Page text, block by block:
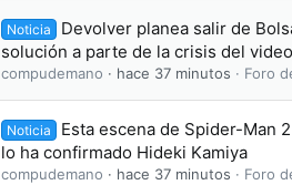
Noticia
Devolver planea salir de
solución a parte de la crisis del
compudemano hace 37 minutos Foro
Noticia
Esta escena de Spider-Man
lo ha confirmado Hideki Kamiya
compudemano hace 37 minutos Foro